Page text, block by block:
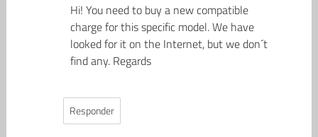
Hi! You need to buy a new compatible
charge for this specific model. We have
looked for it on the Internet, but we don´t
find any. Regards
Responder